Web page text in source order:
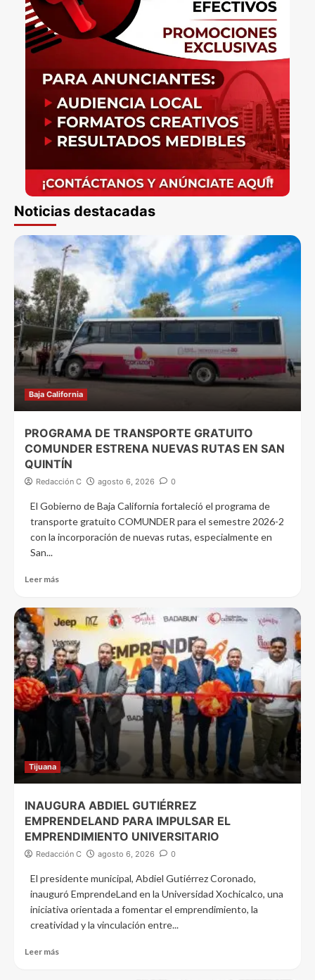
Noticias destacadas
Baja California
PROGRAMA DE TRANSPORTE GRATUITO
COMUNDER ESTRENA NUEVAS RUTAS EN SAN
QUINTÍN
Redacción C agosto 6, 2026 0
El Gobierno de Baja California fortaleció el programa de
transporte gratuito COMUNDER para el semestre 2026-2
con la incorporación de nuevas rutas, especialmente en
San...
Leer más
Tijuana
INAUGURA ABDIEL GUTIÉRREZ
EMPRENDELAND PARA IMPULSAR EL
EMPRENDIMIENTO UNIVERSITARIO
Redacción C agosto 6, 2026 0
El presidente municipal, Abdiel Gutiérrez Coronado,
inauguró EmprendeLand en la Universidad Xochicalco, una
iniciativa orientada a fomentar el emprendimiento, la
creatividad y la vinculación entre...
Leer más